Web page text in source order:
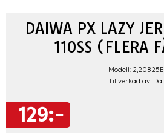
DAIWA PX LAZY
110SS (FLERA
Modell:
Tillverkad av:
129:-